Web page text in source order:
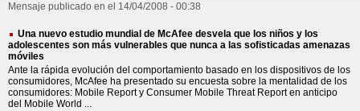
Mensaje publicado en el 14/04/2008 - 00:38
Una nuevo estudio mundial de McAfee desvela que los niños y los
adolescentes son más vulnerables que nunca a las sofisticadas amenazas
móviles
Ante la rápida evolución del comportamiento basado en los dispositivos de los
consumidores, McAfee ha presentado su encuesta sobre la mentalidad de los
consumidores: Mobile Report y Consumer Mobile Threat Report en anticipo
del Mobile World ...